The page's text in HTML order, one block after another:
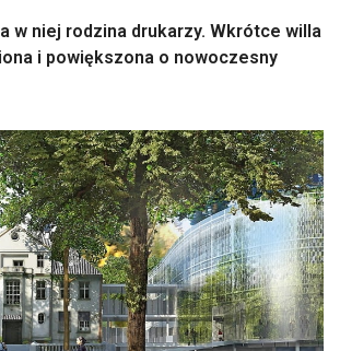
w niej rodzina drukarzy. Wkrótce willa
i powiększona o nowoczesny